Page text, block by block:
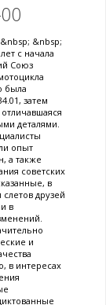
&nbsp;
с начала
Союз
была
затем
деталями.
опыт
а также
советских
в
друзей
в
и
в интересах